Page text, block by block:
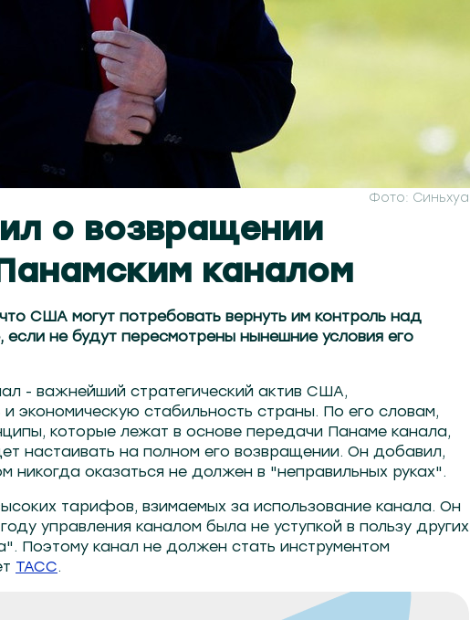
Фото: Синьхуа
о возвращении
каналом
США могут потребовать вернуть им контроль над
не будут пересмотрены нынешние условия его
- важнейший стратегический актив США,
экономическую стабильность страны. По его словам,
которые лежат в основе передачи Панаме канала,
настаивать на полном его возвращении. Он добавил,
никогда оказаться не должен в "неправильных руках".
тарифов, взимаемых за использование канала. Он
управления каналом была не уступкой в пользу других
Поэтому канал не должен стать инструментом
ТАСС.